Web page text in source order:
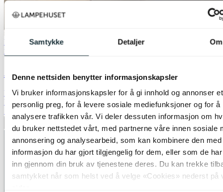
Samtykke Detaljer Om
Denne nettsiden benytter informasjonskapsler
Vi bruker informasjonskapsler for å gi innhold og annonser et
personlig preg, for å levere sosiale mediefunksjoner og for å
analysere trafikken vår. Vi deler dessuten informasjon om
du bruker nettstedet vårt, med partnerne våre innen sosiale
annonsering og analysearbeid, som kan kombinere den med
informasjon du har gjort tilgjengelig for dem, eller som de
inn gjennom din bruk av tjenestene deres. Du kan trekke
samtykket når som helst ved å velge «Cookies» nederst på
Bestselger50% på nesten alle vegglamper
Nova Life
Arve vegglampe 40cm brun
kr 1 499,-
kr 2 999,-
Siste laveste pris:2 999,-
Legg til ønskeliste